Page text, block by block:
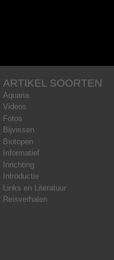
ARTIKEL SOORTEN
Aquaria
Videos
Fotos
Bijvissen
Biotopen
Informatief
Inrichting
Introductie
Links en Literatuur
Reisverhalen